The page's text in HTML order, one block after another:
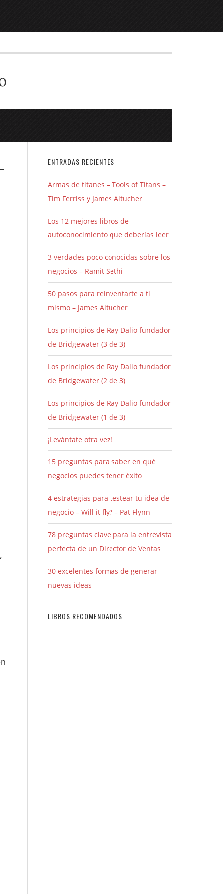
ENTRADAS RECIENTES
Armas de titanes – Tools of Titans –
Tim Ferriss y James Altucher
Los 12 mejores libros de
autoconocimiento que deberías leer
3 verdades poco conocidas sobre los
negocios – Ramit Sethi
50 pasos para reinventarte a ti
mismo – James Altucher
Los principios de Ray Dalio fundador
de Bridgewater (3 de 3)
Los principios de Ray Dalio fundador
de Bridgewater (2 de 3)
Los principios de Ray Dalio fundador
de Bridgewater (1 de 3)
¡Levántate otra vez!
15 preguntas para saber en qué
negocios puedes tener éxito
4 estrategias para testear tu idea de
negocio – Will it fly? – Pat Flynn
78 preguntas clave para la entrevista
perfecta de un Director de Ventas
30 excelentes formas de generar
nuevas ideas
LIBROS RECOMENDADOS